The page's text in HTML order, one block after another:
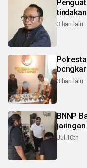
3 hari lalu
3 hari lalu
BNNP
jaringan
Jul 10th